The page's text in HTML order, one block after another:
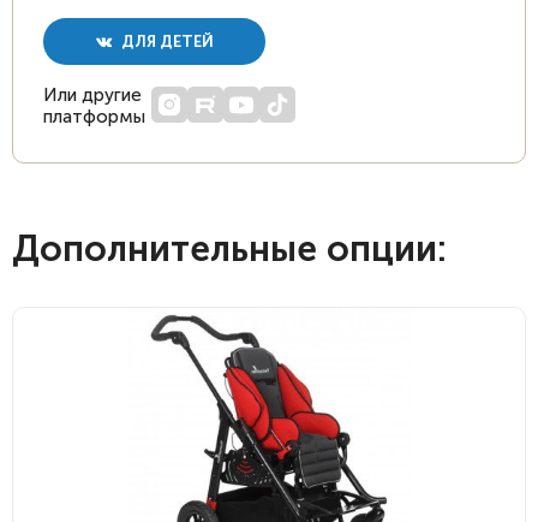
ДЛЯ ДЕТЕЙ
Или другие
платформы
Дополнительные опции: